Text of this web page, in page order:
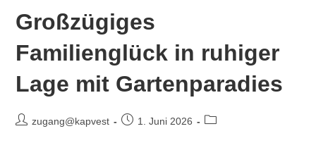
Großzügiges
Familienglück in ruhiger
Lage mit Gartenparadies
zugang@kapvest 1. Juni 2026